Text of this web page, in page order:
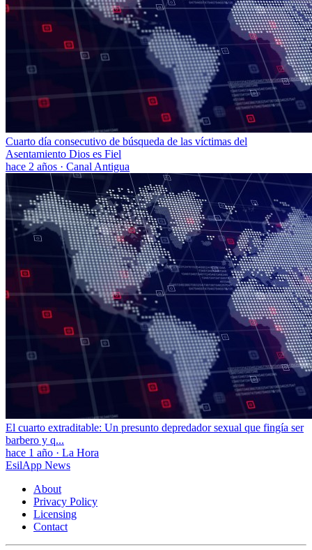
Cuarto día consecutivo de búsqueda de las víctimas del
Asentamiento Dios es Fiel
hace 2 años · Canal Antigua
El cuarto extraditable: Un presunto depredador sexual que fingía ser
barbero y q...
hace 1 año · La Hora
EsilApp News
About
Privacy Policy
Licensing
Contact